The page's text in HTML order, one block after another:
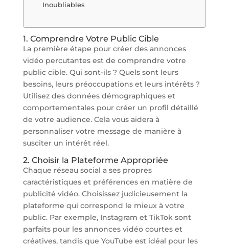
Inoubliables
1. Comprendre Votre Public Cible
La première étape pour créer des annonces
vidéo percutantes est de comprendre votre
public cible. Qui sont-ils ? Quels sont leurs
besoins, leurs préoccupations et leurs intérêts ?
Utilisez des données démographiques et
comportementales pour créer un profil détaillé
de votre audience. Cela vous aidera à
personnaliser votre message de manière à
susciter un intérêt réel.
2. Choisir la Plateforme Appropriée
Chaque réseau social a ses propres
caractéristiques et préférences en matière de
publicité vidéo. Choisissez judicieusement la
plateforme qui correspond le mieux à votre
public. Par exemple, Instagram et TikTok sont
parfaits pour les annonces vidéo courtes et
créatives, tandis que YouTube est idéal pour les